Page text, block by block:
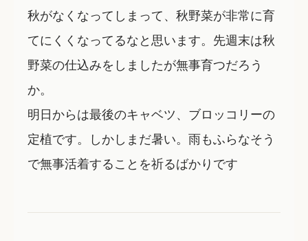
秋がなくなってしまって、秋野菜が非常に育
てにくくなってるなと思います。先週末は秋
野菜の仕込みをしましたが無事育つだろう
か。
明日からは最後のキャベツ、ブロッコリーの
定植です。しかしまだ暑い。雨もふらなそう
で無事活着することを祈るばかりです